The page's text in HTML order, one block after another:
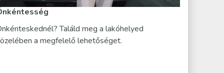
Találd meg a lakóhelyed
a megfelelő lehetőséget.